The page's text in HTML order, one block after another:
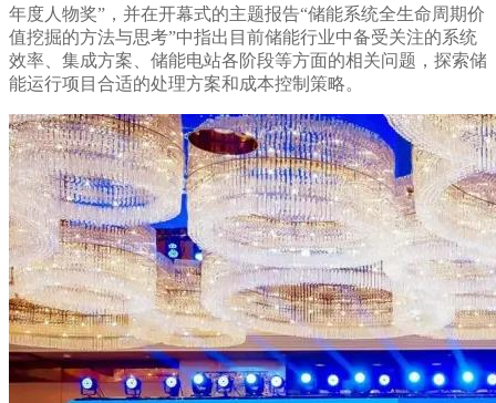
年度人物奖”，并在开幕式的主题报告“储能系统全生命周期价
值挖掘的方法与思考”中指出目前储能行业中备受关注的系统
效率、集成方案、储能电站各阶段等方面的相关问题，探索储
能运行项目合适的处理方案和成本控制策略。